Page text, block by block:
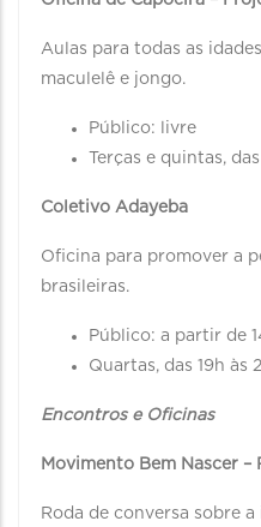
Aulas para todas as
maculelê e jongo.
Público: livre
Terças e quintas,
Coletivo Adayeba
Oficina para promover a
brasileiras.
Público: a partir de
Quartas, das 19h às
Encontros e Oficinas
Movimento Bem Nascer –
Roda de conversa sobre